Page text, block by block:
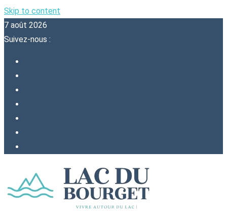
Skip to content
7 août 2026
Suivez-nous :